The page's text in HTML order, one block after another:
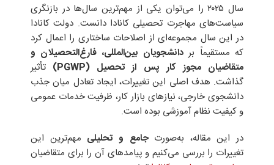
سال ۲۰۲۵ را می‌توان یکی از مهم‌ترین سال‌ها در بازنگری
سیاست‌های مهاجرت تحصیلی کانادا دانست. دولت کانادا
در این سال مجموعه‌ای از اصلاحات ساختاری را اعمال کرد
که مستقیماً بر دانشجویان بین‌المللی، فارغ‌التحصیلان و
متقاضیان مجوز کار پس از تحصیل (PGWP)
تأثیر
گذاشت. هدف اصلی این تغییرات، ایجاد تعادل میان جذب
دانشجوی خارجی، نیازهای بازار کار، ظرفیت خدمات عمومی
و کیفیت نظام آموزشی بوده است.
در این مقاله، به‌صورتجامع و تحلیلی مهم‌ترین این
تغییرات را بررسی می‌کنیم و پیامدهای آن را برای متقاضیان